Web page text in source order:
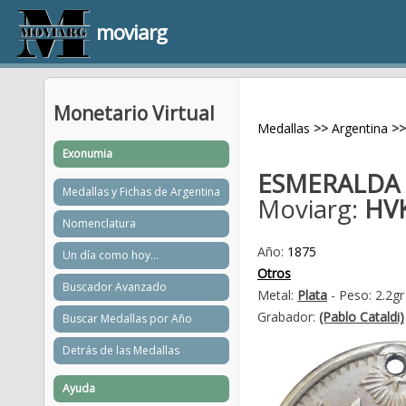
moviarg
Medallas >> Argentina >>
Moviarg:
Año: 1875
Otros
Metal: Plata - Peso:
Grabador: (Pablo Cataldi)
Monetario Virtual
Exonumia
Medallas y Fichas de Argentina
Nomenclatura
Un día como hoy...
Buscador Avanzado
Buscar Medallas por Año
Detrás de las Medallas
Ayuda